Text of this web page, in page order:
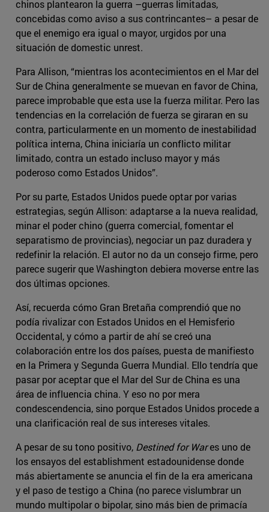
chinos plantearon la guerra –guerras limitadas,
concebidas como aviso a sus contrincantes– a pesar de
que el enemigo era igual o mayor, urgidos por una
situación de domestic unrest.
Para Allison, “mientras los acontecimientos en el Mar del
Sur de China generalmente se muevan en favor de China,
parece improbable que esta use la fuerza militar. Pero las
tendencias en la correlación de fuerza se giraran en su
contra, particularmente en un momento de inestabilidad
política interna, China iniciaría un conflicto militar
limitado, contra un estado incluso mayor y más
poderoso como Estados Unidos”.
Por su parte, Estados Unidos puede optar por varias
estrategias, según Allison: adaptarse a la nueva realidad,
minar el poder chino (guerra comercial, fomentar el
separatismo de provincias), negociar un paz duradera y
redefinir la relación. El autor no da un consejo firme, pero
parece sugerir que Washington debiera moverse entre las
dos últimas opciones.
Así, recuerda cómo Gran Bretaña comprendió que no
podía rivalizar con Estados Unidos en el Hemisferio
Occidental, y cómo a partir de ahí se creó una
colaboración entre los dos países, puesta de manifiesto
en la Primera y Segunda Guerra Mundial. Ello tendría que
pasar por aceptar que el Mar del Sur de China es una
área de influencia china. Y eso no por mera
condescendencia, sino porque Estados Unidos procede a
una clarificación real de sus intereses vitales.
A pesar de su tono positivo, Destined for Wares uno de
los ensayos del establishment estadounidense donde
más abiertamente se anuncia el fin de la era americana
y el paso de testigo a China (no parece vislumbrar un
mundo multipolar o bipolar, sino más bien de primacía